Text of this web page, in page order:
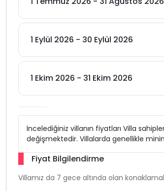
1 Eylül 2026 - 30 Eylül 2026
1 Ekim 2026 - 31 Ekim 2026
İncelediğiniz villanın fiyatları Villa
değişmektedir. Villalarda genellikle
Fiyat Bilgilendirme
Villamız da 7 gece altında olan